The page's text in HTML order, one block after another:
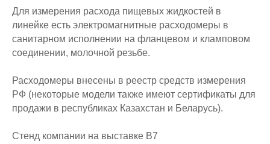
Для измерения расхода пищевых жидкостей в
линейке есть электромагнитные расходомеры в
санитарном исполнении на фланцевом и кламповом
соединении, молочной резьбе.
Расходомеры внесены в реестр средств измерения
РФ (некоторые модели также имеют сертификаты для
продажи в республиках Казахстан и Беларусь).
Стенд компании на выставке B7